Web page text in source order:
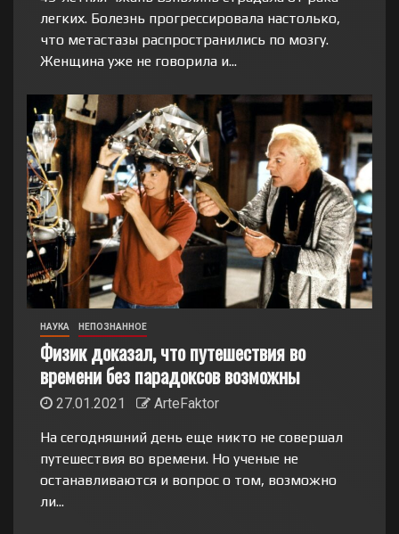
легких. Болезнь прогрессировала настолько,
что метастазы распространились по мозгу.
Женщина уже не говорила и...
НАУКА НЕПОЗНАННОЕ
Физик доказал, что путешествия во
времени без парадоксов возможны
27.01.2021
ArteFaktor
На сегодняшний день еще никто не совершал
путешествия во времени. Но ученые не
останавливаются и вопрос о том, возможно
ли...